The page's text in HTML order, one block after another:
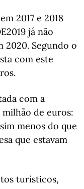
2017 e 2018
já não
2020. Segundo o
com este
com a
milhão de euros:
menos do que
que estavam
turísticos,